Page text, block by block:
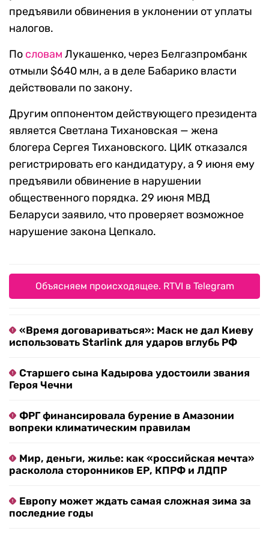
предъявили обвинения в уклонении от уплаты
налогов.
По словам Лукашенко, через Белгазпромбанк
отмыли $640 млн, а в деле Бабарико власти
действовали по закону.
Другим оппонентом действующего президента
является Светлана Тихановская — жена
блогера Сергея Тихановского. ЦИК отказался
регистрировать его кандидатуру, а 9 июня ему
предъявили обвинение в нарушении
общественного порядка. 29 июня МВД
Беларуси заявило, что проверяет возможное
нарушение закона Цепкало.
Объясняем происходящее. RTVI в Telegram
«Время договариваться»: Маск не дал Киеву
использовать Starlink для ударов вглубь РФ
Старшего сына Кадырова удостоили звания
Героя Чечни
ФРГ финансировала бурение в Амазонии
вопреки климатическим правилам
Мир, деньги, жилье: как «российская мечта»
расколола сторонников ЕР, КПРФ и ЛДПР
Европу может ждать самая сложная зима за
последние годы